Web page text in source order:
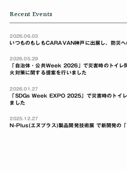
Recent Events
2026.06.03
いつものもしもCARAVAN神戸に出展し、防災へ
2026.05.29
「自治体・公共Week 2026」で災害時のトイレ
火対策に関する提案を行いました
2026.01.27
「SDGs Week EXPO 2025」で災害時のトイレ
ました
2025.12.27
N-Plus(エヌプラス)製品開発技術展 で新開発の